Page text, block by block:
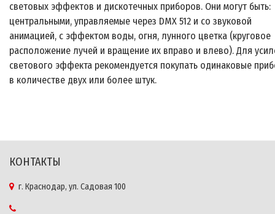
световых эффектов и дискотечных приборов. Они могут быть:
центральными, управляемые через DMX 512 и со звуковой
анимацией, с эффектом воды, огня, лунного цветка (круговое
расположение лучей и вращение их вправо и влево). Для
светового эффекта рекомендуется покупать одинаковые
в количестве двух или более штук.
КОНТАКТЫ
г. Краснодар, ул. Садовая 100